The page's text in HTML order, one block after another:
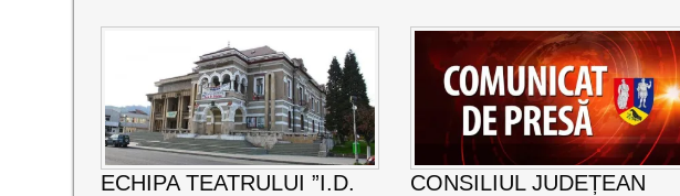
ECHIPA TEATRULUI ”I.D.
CONSILIUL JUDEȚEAN